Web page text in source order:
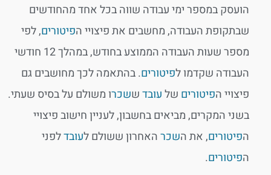
הועסק במספר ימי עבודה שווה בכל אחד מהחודשים
שבתקופת העבודה, מחשבים את פיצויי הפיטורים, לפי
מספר שעות העבודה הממוצע בחודש, במהלך 12 חודשי
העבודה שקדמו לפיטורים. בהתאמה לכך מחושבים גם
פיצויי הפיטוריםשלעובדששכרו משולם על בסיס שעתי.
בשני המקרים, מביאים בחשבון, לעניין חישוב פיצויי
הפיטורים, את השכרהאחרון ששולם לעובדלפני
הפיטורים.